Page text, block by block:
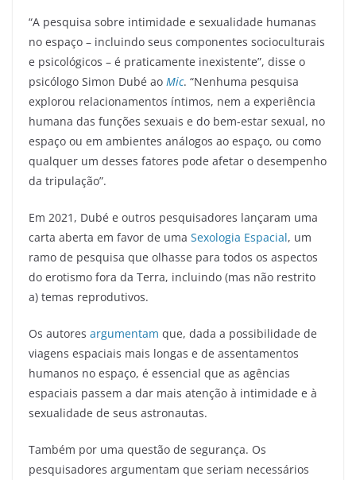
“A pesquisa sobre intimidade e sexualidade humanas
no espaço – incluindo seus componentes socioculturais
e psicológicos – é praticamente inexistente”, disse o
psicólogo Simon Dubé ao Mic. “Nenhuma pesquisa
explorou relacionamentos íntimos, nem a experiência
humana das funções sexuais e do bem-estar sexual, no
espaço ou em ambientes análogos ao espaço, ou como
qualquer um desses fatores pode afetar o desempenho
da tripulação”.
Em 2021, Dubé e outros pesquisadores lançaram uma
carta aberta em favor de uma Sexologia Espacial, um
ramo de pesquisa que olhasse para todos os aspectos
do erotismo fora da Terra, incluindo (mas não restrito
a) temas reprodutivos.
Os autores argumentam que, dada a possibilidade de
viagens espaciais mais longas e de assentamentos
humanos no espaço, é essencial que as agências
espaciais passem a dar mais atenção à intimidade e à
sexualidade de seus astronautas.
Também por uma questão de segurança. Os
pesquisadores argumentam que seriam necessários